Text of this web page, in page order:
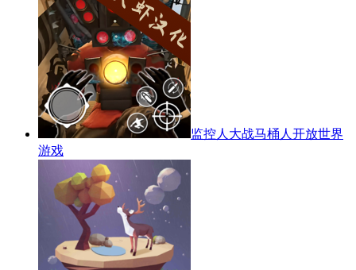
监控人大战马桶人开放世界
游戏